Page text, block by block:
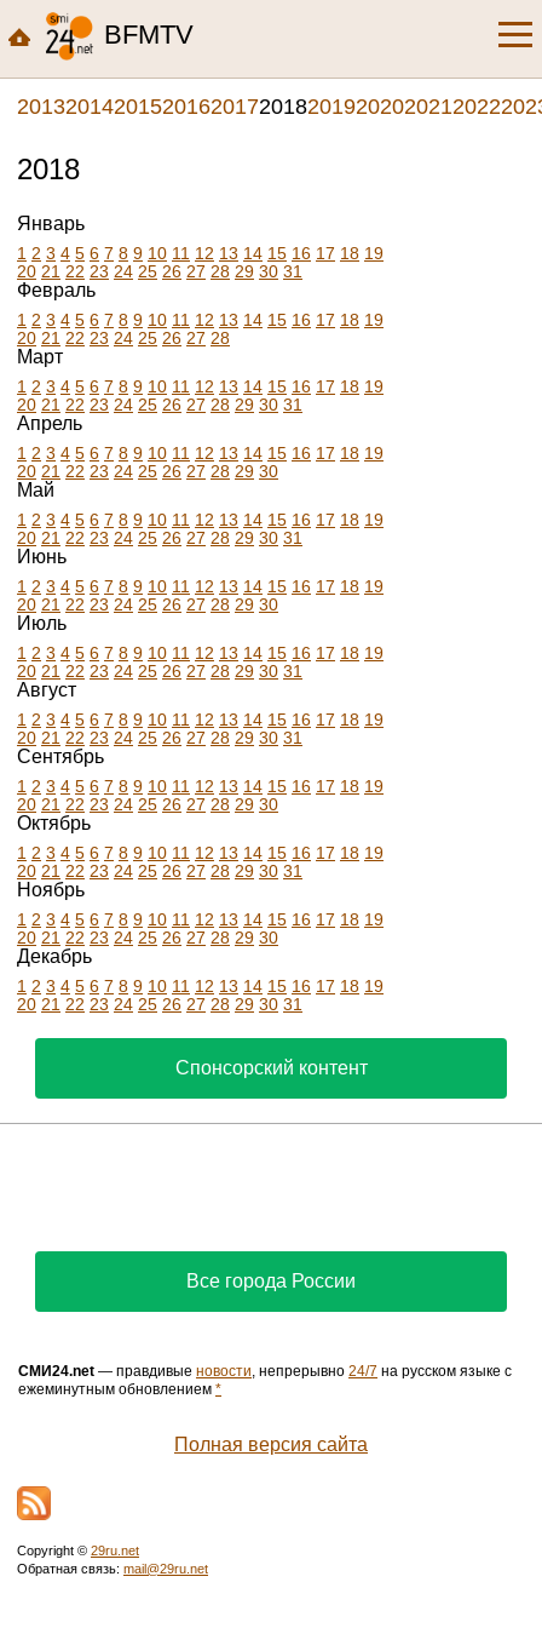
BFMTV
2013201420152016201720182019202020212022
2018
Январь
1 2 3 4 5 6 7 8 9 10 11 12 13 14 15 16 17 18 19
20 21 22 23 24 25 26 27 28 29 30 31
Февраль
1 2 3 4 5 6 7 8 9 10 11 12 13 14 15 16 17 18 19
20 21 22 23 24 25 26 27 28
Март
1 2 3 4 5 6 7 8 9 10 11 12 13 14 15 16 17 18 19
20 21 22 23 24 25 26 27 28 29 30 31
Апрель
1 2 3 4 5 6 7 8 9 10 11 12 13 14 15 16 17 18 19
20 21 22 23 24 25 26 27 28 29 30
Май
1 2 3 4 5 6 7 8 9 10 11 12 13 14 15 16 17 18 19
20 21 22 23 24 25 26 27 28 29 30 31
Июнь
1 2 3 4 5 6 7 8 9 10 11 12 13 14 15 16 17 18 19
20 21 22 23 24 25 26 27 28 29 30
Июль
1 2 3 4 5 6 7 8 9 10 11 12 13 14 15 16 17 18 19
20 21 22 23 24 25 26 27 28 29 30 31
Август
1 2 3 4 5 6 7 8 9 10 11 12 13 14 15 16 17 18 19
20 21 22 23 24 25 26 27 28 29 30 31
Сентябрь
1 2 3 4 5 6 7 8 9 10 11 12 13 14 15 16 17 18 19
20 21 22 23 24 25 26 27 28 29 30
Октябрь
1 2 3 4 5 6 7 8 9 10 11 12 13 14 15 16 17 18 19
20 21 22 23 24 25 26 27 28 29 30 31
Ноябрь
1 2 3 4 5 6 7 8 9 10 11 12 13 14 15 16 17 18 19
20 21 22 23 24 25 26 27 28 29 30
Декабрь
1 2 3 4 5 6 7 8 9 10 11 12 13 14 15 16 17 18 19
20 21 22 23 24 25 26 27 28 29 30 31
Спонсорский контент
Все города России
СМИ24.net — правдивые новости, непрерывно 24/7 на русском языке с
ежеминутным обновлением *
Полная версия сайта
Copyright © 29ru.net
Обратная связь: mail@29ru.net